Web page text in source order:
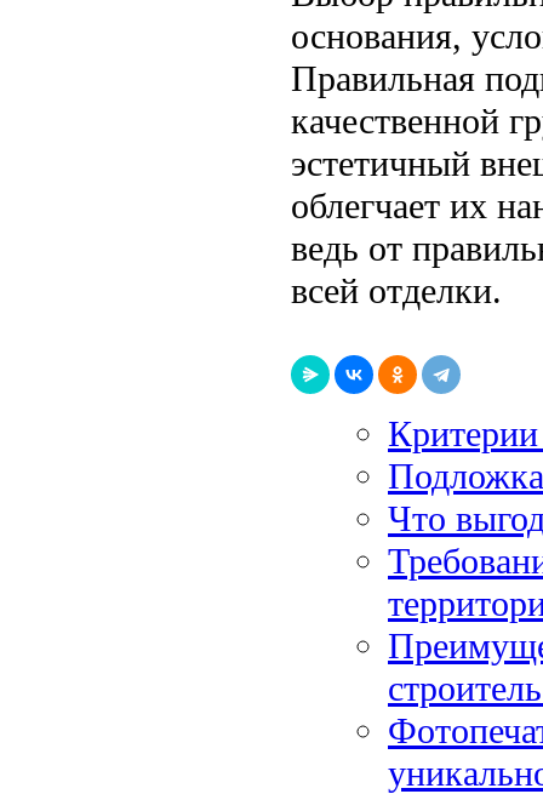
основания,
Правильная
качественной
эстетичный
облегчает их
ведь от
всей отделки.
Критерии
Что